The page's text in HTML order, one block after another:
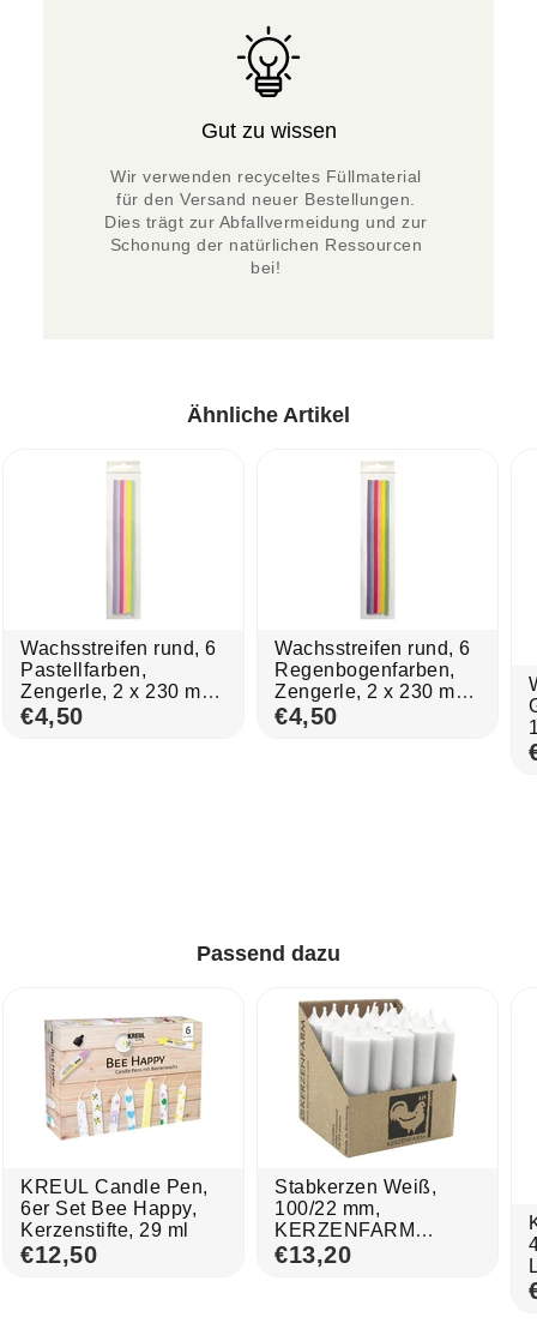
Gut zu wissen
Wir verwenden recyceltes Füllmaterial
für den Versand neuer Bestellungen.
Dies trägt zur Abfallvermeidung und zur
Schonung der natürlichen Ressourcen
bei!
Ähnliche Artikel
Wachsstreifen rund, 6
Pastellfarben,
Zengerle, 2 x 230 mm,
18 St.
€4,50
Wachsstreifen rund, 6
Regenbogenfarben,
Zengerle, 2 x 230 mm,
18 St.
€4,50
Passend dazu
KREUL Candle Pen,
6er Set Bee Happy,
Kerzenstifte, 29 ml
€12,50
Stabkerzen Weiß,
100/22 mm,
KERZENFARM
HAHN, Brenndauer
4h, 25 St.
€13,20